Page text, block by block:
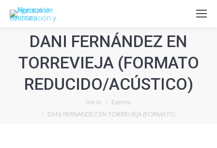
DANI FERNÁNDEZ EN
TORREVIEJA (FORMATO
REDUCIDO/ACÚSTICO)
Inicio
Evento
DANI FERNÁNDEZ EN TORREVIEJA (FORMATO…